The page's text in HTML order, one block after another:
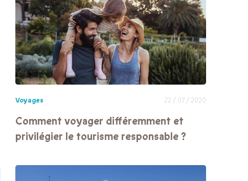
Voyages 22 / 07 / 2020
Comment voyager différemment et
privilégier le tourisme responsable ?